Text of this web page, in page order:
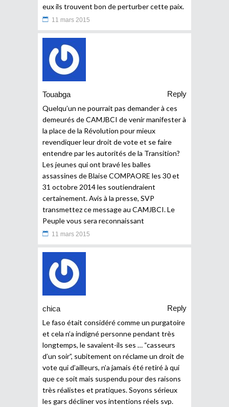
eux ils trouvent bon de perturber cette paix.
11 mars 2015
Touabga
Reply
Quelqu’un ne pourrait pas demander à ces
demeurés de CAMJBCI de venir manifester à
la place de la Révolution pour mieux
revendiquer leur droit de vote et se faire
entendre par les autorités de la Transition?
Les jeunes qui ont bravé les balles
assassines de Blaise COMPAORE les 30 et
31 octobre 2014 les soutiendraient
certainement. Avis à la presse, SVP
transmettez ce message au CAMJBCI. Le
Peuple vous sera reconnaissant
11 mars 2015
chica
Reply
Le faso était considéré comme un purgatoire
et cela n’a indigné personne pendant très
longtemps, le savaient-ils ses … “casseurs
d’un soir”, subitement on réclame un droit de
vote qui d’ailleurs, n’a jamais été retiré à qui
que ce soit mais suspendu pour des raisons
très réalistes et pratiques. Soyons sérieux
les gars décliner vos intentions réels svp.